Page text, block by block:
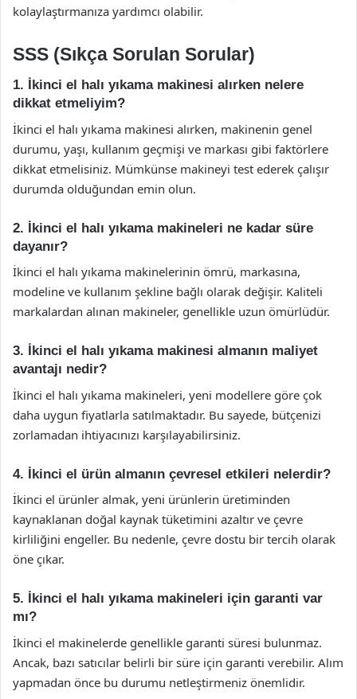
kolaylaştırmanıza yardımcı olabilir.
SSS (Sıkça Sorulan Sorular)
1. İkinci el halı yıkama makinesi alırken nelere
dikkat etmeliyim?
İkinci el halı yıkama makinesi alırken, makinenin genel
durumu, yaşı, kullanım geçmişi ve markası gibi faktörlere
dikkat etmelisiniz. Mümkünse makineyi test ederek çalışır
durumda olduğundan emin olun.
2. İkinci el halı yıkama makineleri ne kadar süre
dayanır?
İkinci el halı yıkama makinelerinin ömrü, markasına,
modeline ve kullanım şekline bağlı olarak değişir. Kaliteli
markalardan alınan makineler, genellikle uzun ömürlüdür.
3. İkinci el halı yıkama makinesi almanın maliyet
avantajı nedir?
İkinci el halı yıkama makineleri, yeni modellere göre çok
daha uygun fiyatlarla satılmaktadır. Bu sayede, bütçenizi
zorlamadan ihtiyacınızı karşılayabilirsiniz.
4. İkinci el ürün almanın çevresel etkileri nelerdir?
İkinci el ürünler almak, yeni ürünlerin üretiminden
kaynaklanan doğal kaynak tüketimini azaltır ve çevre
kirliliğini engeller. Bu nedenle, çevre dostu bir tercih olarak
öne çıkar.
5. İkinci el halı yıkama makineleri için garanti var
mı?
İkinci el makinelerde genellikle garanti süresi bulunmaz.
Ancak, bazı satıcılar belirli bir süre için garanti verebilir. Alım
yapmadan önce bu durumu netleştirmeniz önemlidir.